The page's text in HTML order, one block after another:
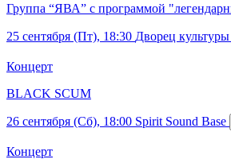
Группа “ЯВА” с программой
25 сентября (Пт), 18:30 Дворец
Концерт
BLACK SCUM
26 сентября (Сб), 18:00 Spirit Sound Base
Концерт